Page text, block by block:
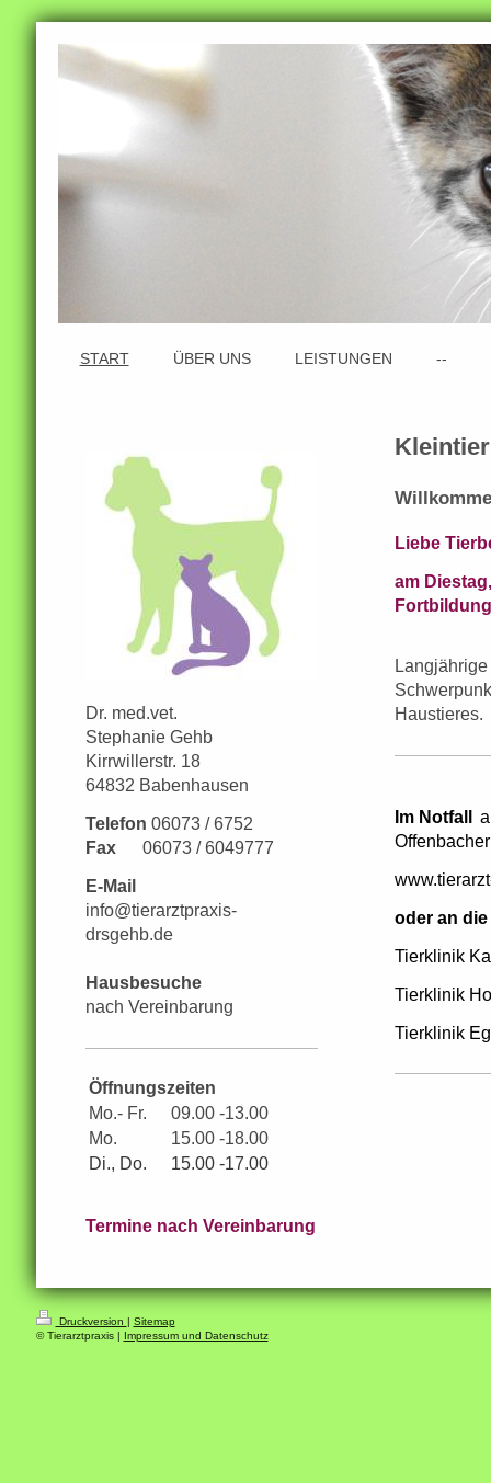
START ÜBER UNS LEISTUNGEN --
Liebe
am
Haustieres.
Im Notfall
oder an
Tierklinik
Tierklinik
Tierklinik
Dr. med.vet.
Stephanie Gehb
Kirrwillerstr. 18
64832 Babenhausen
Telefon 06073 / 6752
Fax06073 / 6049777
E-Mail
info@tierarztpraxis-
drsgehb.de
Hausbesuche
nach Vereinbarung
Öffnungszeiten
Mo.- Fr.
09.00 -13.00
Mo.
15.00 -18.00
Di., Do.
15.00 -17.00
Termine nach Vereinbarung
Druckversion | Sitemap
© Tierarztpraxis | Impressum und Datenschutz